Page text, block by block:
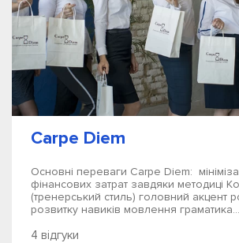
Carpe Diem
Основні переваги Carpe Diem:
фінансових затрат завдяки методиці
(тренерський стиль) головний акцент
розвитку навиків мовлення граматика...
4 відгуки